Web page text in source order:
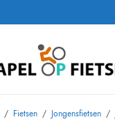
/ Fietsen / Jongensfietsen /